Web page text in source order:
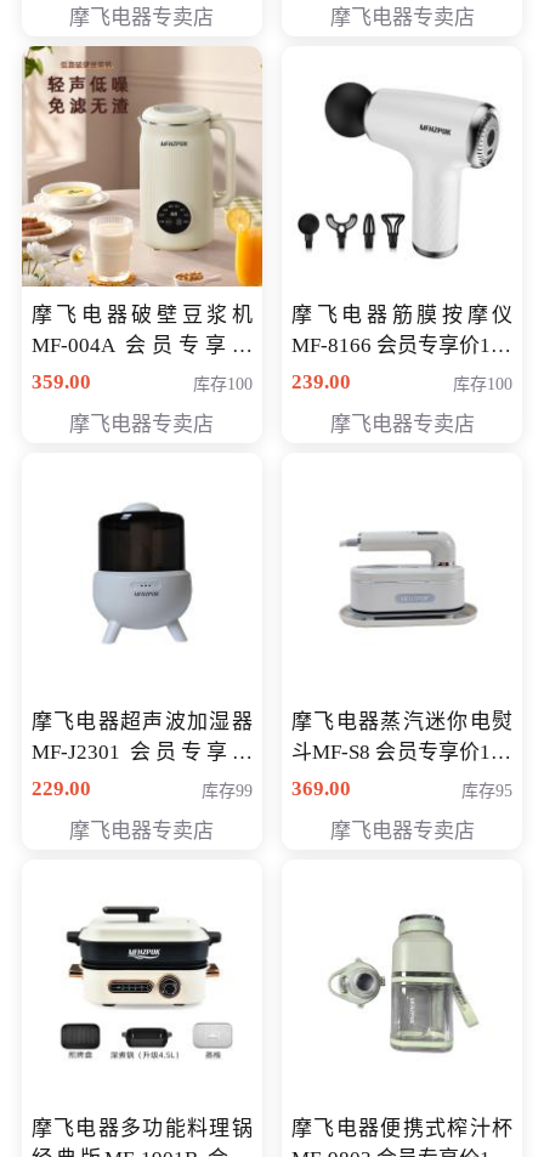
摩飞电器专卖店 摩飞电器专卖店
摩飞电器破壁豆浆机
MF-004A 会员专享价
168元
359.00 库存100
摩飞电器专卖店
摩飞电器筋膜按摩仪
MF-8166 会员专享价168
元
239.00 库存100
摩飞电器专卖店
摩飞电器超声波加湿器
MF-J2301 会员专享价
168元
229.00 库存99
摩飞电器专卖店
摩飞电器蒸汽迷你电熨
斗MF-S8 会员专享价168
元
369.00 库存95
摩飞电器专卖店
摩飞电器多功能料理锅
摩飞电器便携式榨汁杯